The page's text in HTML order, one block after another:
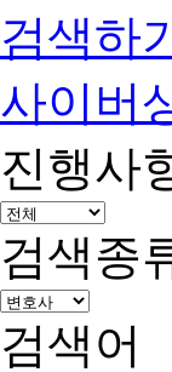
검색하
사이버
진행사
검색종
검색어